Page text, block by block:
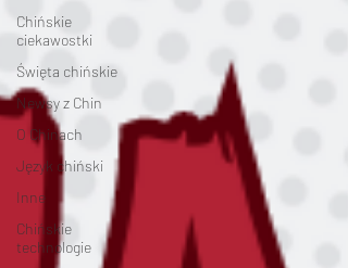
Chińskie
ciekawostki
Święta chińskie
Newsy z Chin
O Chinach
Język chiński
Inne
Chińskie
technologie